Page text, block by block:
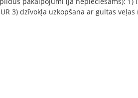
3) dzīvokļa uzkopšana ar gultas veļas